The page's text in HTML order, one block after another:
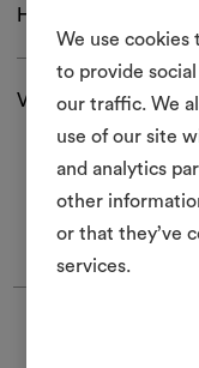
We use cookies
to provide
our traffic. We
use of our site
and analytics
other
or that they’ve
services.
Herunterladen
Versand und